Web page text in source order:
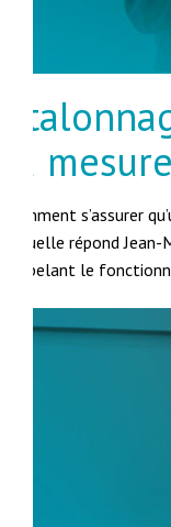
la
Comment s’assurer
laquelle répond
rappelant le